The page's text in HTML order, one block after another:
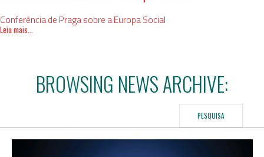
Conferência de Praga sobre a Europa Social
Leia mais...
BROWSING NEWS ARCHIVE:
PESQUISA